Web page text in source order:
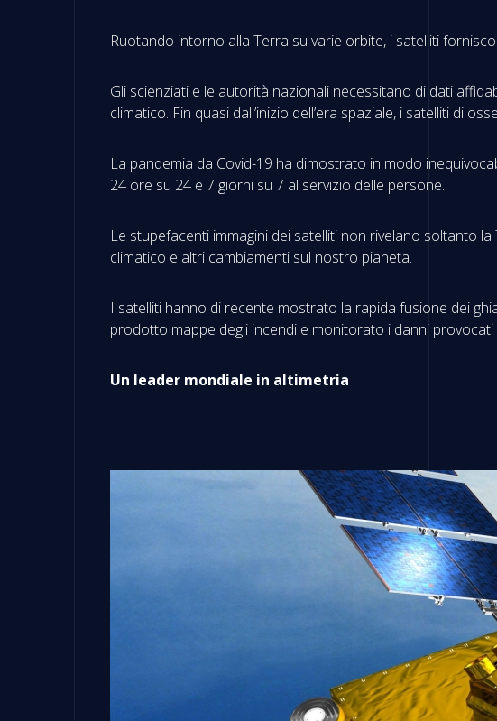
Ruotando intorno alla Terra su varie orbite, i satelliti
Gli scienziati e le autorità nazionali necessitano di dati
climatico. Fin quasi dall’inizio dell’era spaziale, i satelliti di
La pandemia da Covid-19 ha dimostrato in modo
24 ore su 24 e 7 giorni su 7 al servizio delle persone.
Le stupefacenti immagini dei satelliti non rivelano soltanto
climatico e altri cambiamenti sul nostro pianeta.
I satelliti hanno di recente mostrato la rapida fusione dei
prodotto mappe degli incendi e monitorato i danni provocati
Un leader mondiale in altimetria